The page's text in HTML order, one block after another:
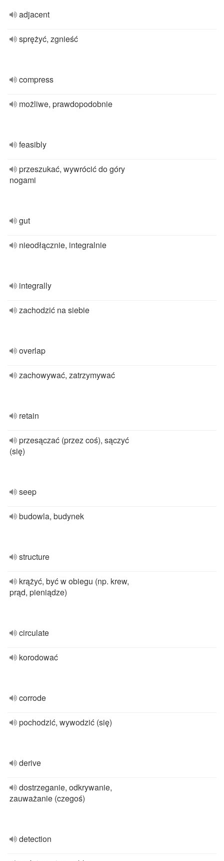
adjacent
sprężyć, zgnieść
compress
możliwe, prawdopodobnie
feasibly
przeszukać, wywrócić do góry
nogami
gut
nieodłącznie, integralnie
integrally
zachodzić na siebie
overlap
zachowywać, zatrzymywać
retain
przesączać (przez coś), sączyć
(się)
seep
budowla, budynek
structure
krążyć, być w obiegu (np. krew,
prąd, pieniądze)
circulate
korodować
corrode
pochodzić, wywodzić (się)
derive
dostrzeganie, odkrywanie,
zauważanie (czegoś)
detection